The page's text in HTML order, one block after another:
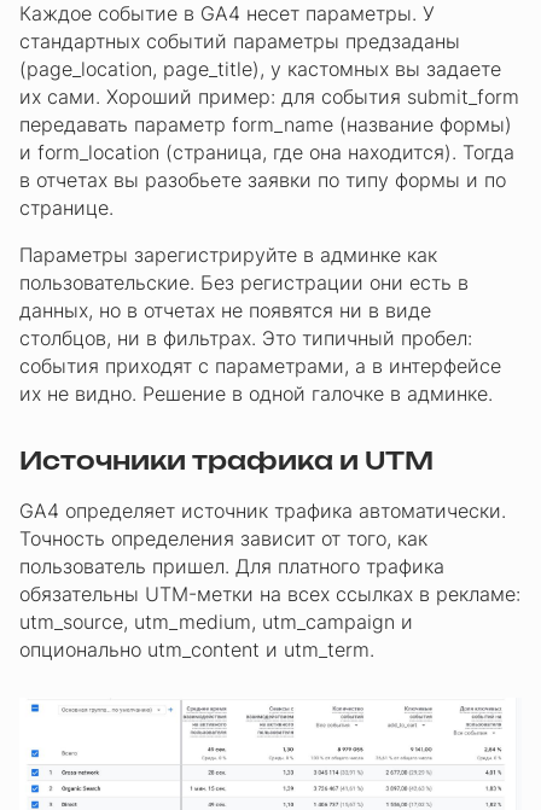
Каждое событие в GA4 несет параметры. У
стандартных событий параметры предзаданы
(page_location, page_title), у кастомных вы задаете
их сами. Хороший пример: для события submit_form
передавать параметр form_name (название формы)
и form_location (страница, где она находится). Тогда
в отчетах вы разобьете заявки по типу формы и по
странице.
Параметры зарегистрируйте в админке как
пользовательские. Без регистрации они есть в
данных, но в отчетах не появятся ни в виде
столбцов, ни в фильтрах. Это типичный пробел:
события приходят с параметрами, а в интерфейсе
их не видно. Решение в одной галочке в админке.
Источники трафика и UTM
GA4 определяет источник трафика автоматически.
Точность определения зависит от того, как
пользователь пришел. Для платного трафика
обязательны UTM-метки на всех ссылках в рекламе:
utm_source, utm_medium, utm_campaign и
опционально utm_content и utm_term.